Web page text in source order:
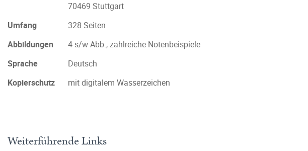
70469 Stuttgart
Umfang
328 Seiten
Abbildungen
4 s/w Abb., zahlreiche Notenbeispiele
Sprache
Deutsch
Kopierschutz
mit digitalem Wasserzeichen
Weiterführende Links